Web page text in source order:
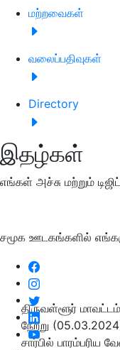
மற்றவைகள்
வலைப்பதிவுகள்
Directory
இதழ்கள்
எங்கள் அச்சு மற்றும்
சமூக ஊடகங்களில்
திருவள்ளூர்
நேற்று (
சார்பில் பாரம்பரிய